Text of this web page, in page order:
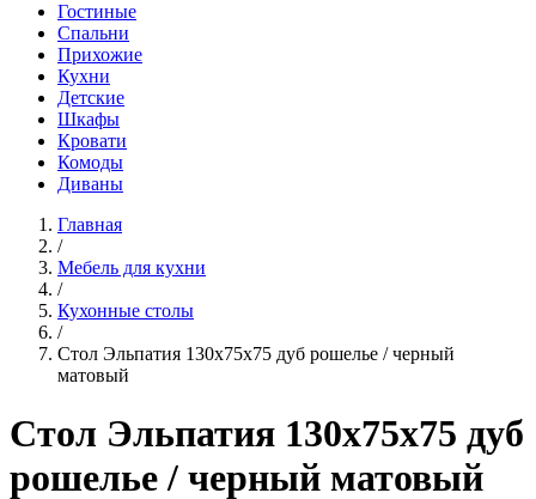
Гостиные
Спальни
Прихожие
Кухни
Детские
Шкафы
Кровати
Комоды
Диваны
Главная
/
Мебель для кухни
/
Кухонные столы
/
Стол Эльпатия 130х75х75 дуб рошелье / черный
матовый
Стол Эльпатия 130х75х75 дуб
рошелье / черный матовый